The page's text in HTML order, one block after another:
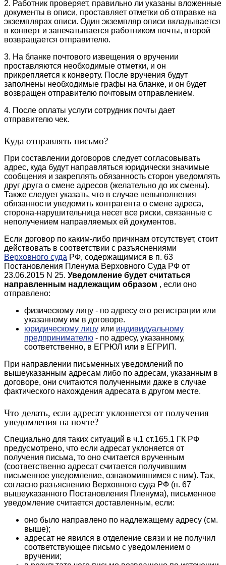
2. Работник проверяет, правильно ли указаны вложенные
документы в описи, проставляет отметки об отправке на
экземплярах описи. Один экземпляр описи вкладывается
в конверт и запечатывается работником почты, второй
возвращается отправителю.
3. На бланке почтового извещения о вручении
проставляются необходимые отметки, и он
прикрепляется к конверту. После вручения будут
заполнены необходимые графы на бланке, и он будет
возвращен отправителю почтовым отправлением.
4. После оплаты услуги сотрудник почты дает
отправителю чек.
Куда отправлять письмо?
При составлении договоров следует согласовывать
адрес, куда будут направляться юридически значимые
сообщения и закреплять обязанность сторон уведомлять
друг друга о смене адресов (желательно до их смены).
Также следует указать, что в случае невыполнения
обязанности уведомить контрагента о смене адреса,
сторона-нарушительница несет все риски, связанные с
неполучением направляемых ей документов.
Если договор по каким-либо причинам отсутствует, стоит
действовать в соответствии с разъяснениями
Верховного суда РФ, содержащимися в п. 63
Постановления Пленума Верховного Суда РФ от
23.06.2015 N 25. Уведомление будет считаться
направленным надлежащим образом , если оно
отправлено:
физическому лицу - по адресу его регистрации или
указанному им в договоре.
юридическому лицу или индивидуальному
предпринимателю - по адресу, указанному,
соответственно, в ЕГРЮЛ или в ЕГРИП.
При направлении письменных уведомлений по
вышеуказанным адресам либо по адресам, указанным в
договоре, они считаются полученными даже в случае
фактического нахождения адресата в другом месте.
Что делать, если адресат уклоняется от получения
уведомления на почте?
Специально для таких ситуаций в ч.1 ст.165.1 ГК РФ
предусмотрено, что если адресат уклоняется от
получения письма, то оно считается врученным
(соответственно адресат считается получившим
письменное уведомление, ознакомившимся с ним). Так,
согласно разъяснению Верховного суда РФ (п. 67
вышеуказанного Постановления Пленума), письменное
уведомление считается доставленным, если:
оно было направлено по надлежащему адресу (см.
выше);
адресат не явился в отделение связи и не получил
соответствующее письмо с уведомлением о
вручении;